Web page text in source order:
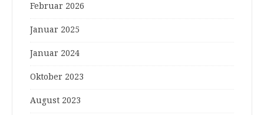
Februar 2026
Januar 2025
Januar 2024
Oktober 2023
August 2023